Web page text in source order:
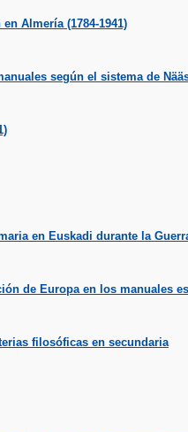
Almería (1784-1941)
según el sistema de
en Euskadi durante la
de Europa en los manuales
filosóficas en secundaria